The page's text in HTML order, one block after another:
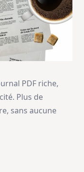
PDF riche,
Plus de
sans aucune